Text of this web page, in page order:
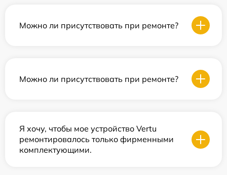
Можно ли присутствовать при ремонте?
Можно ли присутствовать при ремонте?
Я хочу, чтобы мое устройство Vertu
ремонтировалось только фирменными
комплектующими.